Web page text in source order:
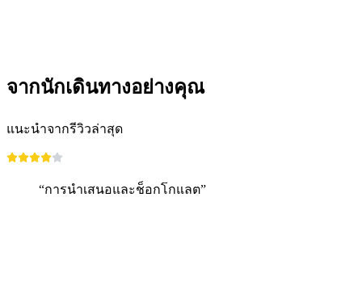
จากนักเดินทางอย่างคุณ
แนะนำจากรีวิวล่าสุด
“การนำเสนอและช็อกโกแลต”